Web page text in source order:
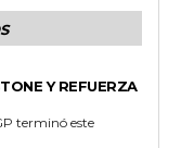
Y REFUERZA
terminó este